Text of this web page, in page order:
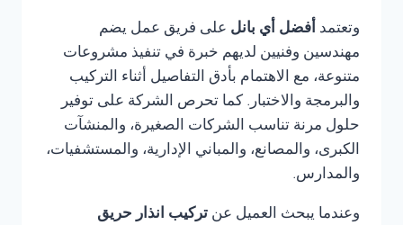
وتعتمد أفضل أي بانل على فريق عمل يضم
مهندسين وفنيين لديهم خبرة في تنفيذ مشروعات
متنوعة، مع الاهتمام بأدق التفاصيل أثناء التركيب
والبرمجة والاختبار. كما تحرص الشركة على توفير
حلول مرنة تناسب الشركات الصغيرة، والمنشآت
الكبرى، والمصانع، والمباني الإدارية، والمستشفيات،
والمدارس.
وعندما يبحث العميل عن تركيب انذار حريق